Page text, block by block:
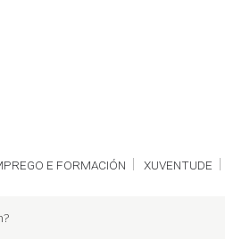
E FORMACIÓN XUVENTUDE